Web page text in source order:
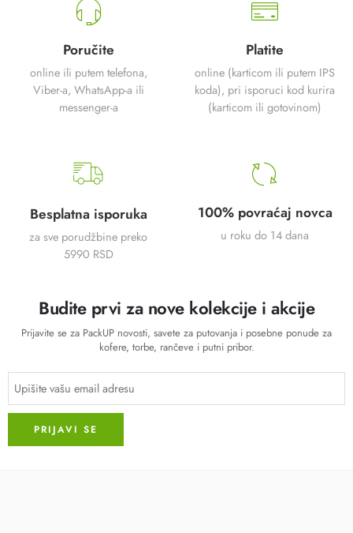
Poručite
online ili putem telefona,
Viber-a, WhatsApp-a ili
messenger-a
Platite
online (karticom ili putem IPS
koda), pri isporuci kod kurira
(karticom ili gotovinom)
Besplatna isporuka
za sve porudžbine preko
5990 RSD
100% povraćaj novca
u roku do 14 dana
Budite prvi za nove kolekcije i akcije
Prijavite se za PackUP novosti, savete za putovanja i posebne ponude za
kofere, torbe, rančeve i putni pribor.